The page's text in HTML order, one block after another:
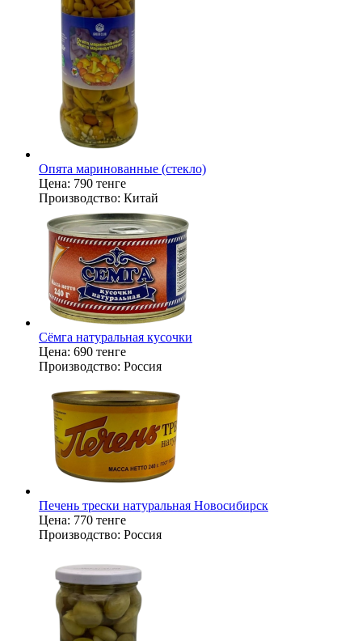
Опята маринованные (стекло)
Цена: 790 тенге
Производство: Китай
Сёмга натуральная кусочки
Цена: 690 тенге
Производство: Россия
Печень трески натуральная Новосибирск
Цена: 770 тенге
Производство: Россия